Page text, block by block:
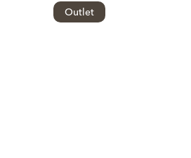
Outlet